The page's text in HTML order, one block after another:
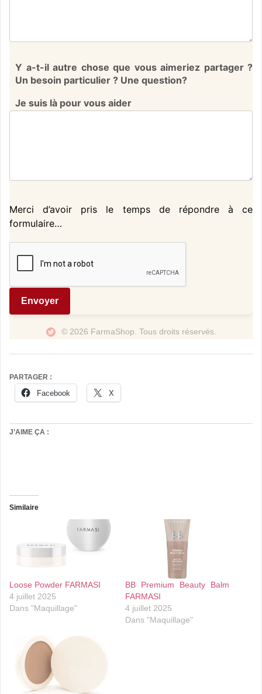
Y a-t-il autre chose que vous aimeriez partager ?
Un besoin particulier ? Une question?
Je suis là pour vous aider
Merci d’avoir pris le temps de répondre à ce
formulaire…
Envoyer
© 2026 FarmaShop. Tous droits réservés.
PARTAGER :
Facebook X
J’AIME ÇA :
Similaire
Loose Powder FARMASI
4 juillet 2025
Dans "Maquillage"
BB Premium Beauty Balm
FARMASI
4 juillet 2025
Dans "Maquillage"